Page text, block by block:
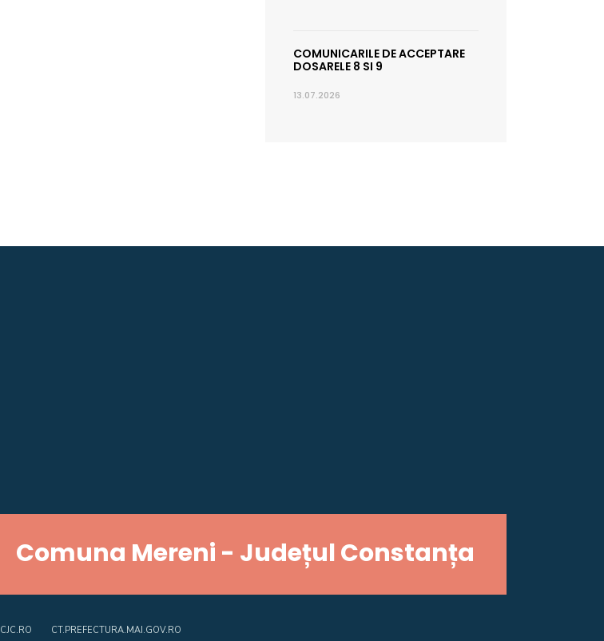
COMUNICARILE DE ACCEPTARE
DOSARELE 8 SI 9
13.07.2026
Comuna Mereni - Județul Constanța
CJC.RO CT.PREFECTURA.MAI.GOV.RO